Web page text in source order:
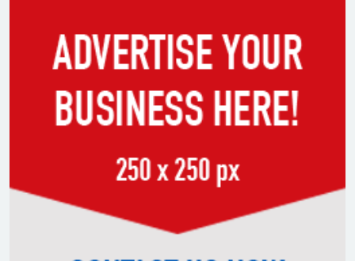
দুর্জয়কেও আলোচনায় আনতে
বললেন তামিম
বিএনপির প্রতি আস্থা হারাচ্ছি:
সংসদে নাহিদ ইসলামের মন্তব্য
নিপীড়নের আশঙ্কা জানালে ভিসা নয়